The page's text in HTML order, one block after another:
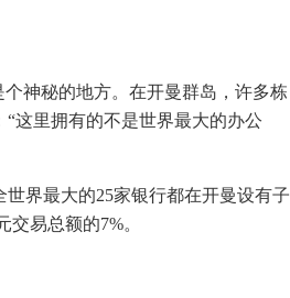
神秘的地方。在开曼群岛，许多栋
这里拥有的不是世界最大的办公
界最大的25家银行都在开曼设有子
易总额的7%。